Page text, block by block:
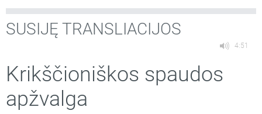
SUSIJĘ TRANSLIACIJOS
4:51
Krikščioniškos spaudos
apžvalga